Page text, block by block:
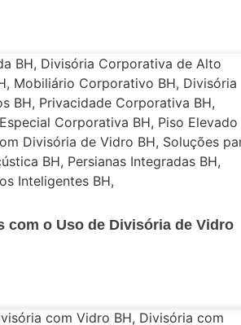
com o Uso de Divisória de Vidro